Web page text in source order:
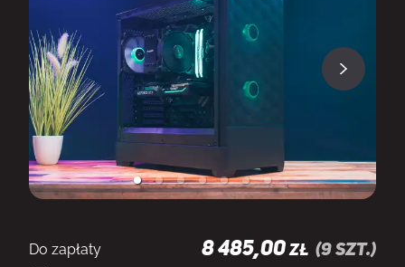
Do zapłaty 8 485,00 ZŁ (9 szt.)